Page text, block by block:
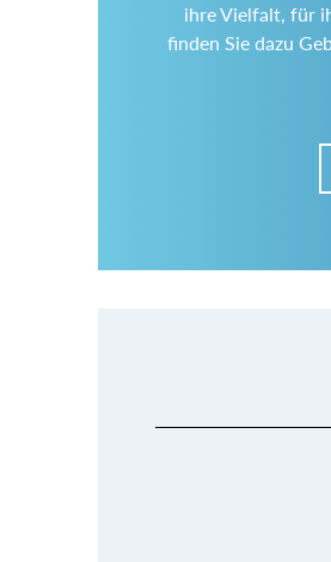
ihre Vielfalt, für
finden Sie dazu